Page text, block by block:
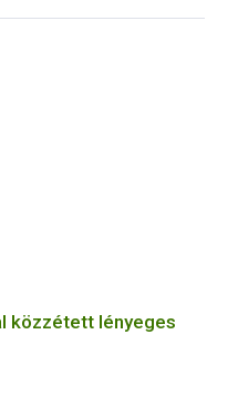
közzétett lényeges